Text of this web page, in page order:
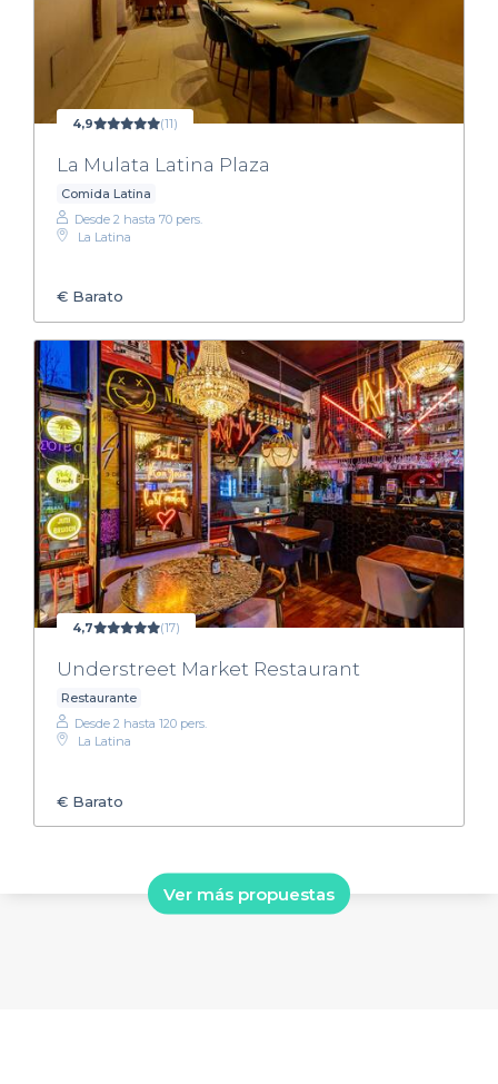
4,9 (11)
La Mulata Latina Plaza
Comida Latina
Desde 2 hasta 70 pers.
La Latina
€ Barato
4,7 (17)
Understreet Market Restaurant
Restaurante
Desde 2 hasta 120 pers.
La Latina
€ Barato
Ver más propuestas